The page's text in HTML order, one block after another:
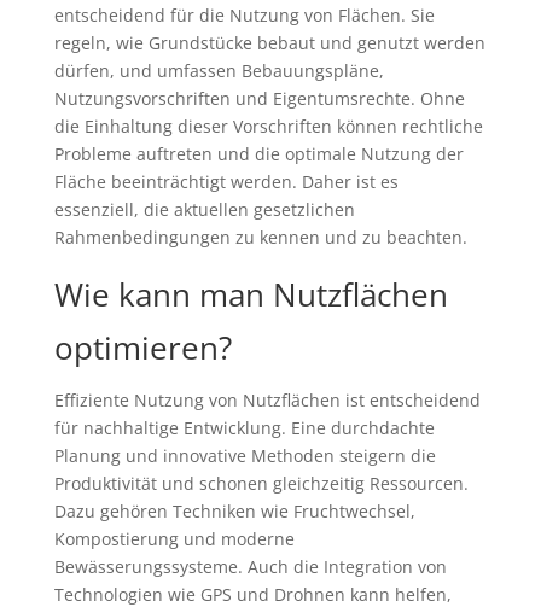
entscheidend für die Nutzung von Flächen. Sie
regeln, wie Grundstücke bebaut und genutzt werden
dürfen, und umfassen Bebauungspläne,
Nutzungsvorschriften und Eigentumsrechte. Ohne
die Einhaltung dieser Vorschriften können rechtliche
Probleme auftreten und die optimale Nutzung der
Fläche beeinträchtigt werden. Daher ist es
essenziell, die aktuellen gesetzlichen
Rahmenbedingungen zu kennen und zu beachten.
Wie kann man Nutzflächen
optimieren?
Effiziente Nutzung von Nutzflächen ist entscheidend
für nachhaltige Entwicklung. Eine durchdachte
Planung und innovative Methoden steigern die
Produktivität und schonen gleichzeitig Ressourcen.
Dazu gehören Techniken wie Fruchtwechsel,
Kompostierung und moderne
Bewässerungssysteme. Auch die Integration von
Technologien wie GPS und Drohnen kann helfen,